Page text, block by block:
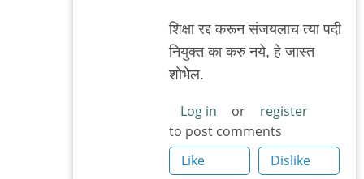
त्यापेक्षा
by
तिरशिंगराव
शिक्षा रद्द करून संजयलाच त्या पदी
नियुक्त का करु नये, हे जास्त
शोभेल.
Log in or
register
to post comments
Like
Dislike